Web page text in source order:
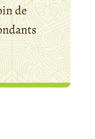
de